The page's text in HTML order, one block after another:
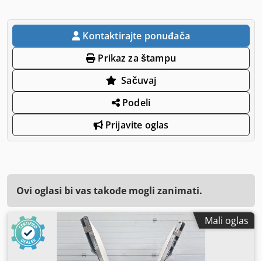
Kontaktirajte ponuđača
Prikaz za štampu
Sačuvaj
Podeli
Prijavite oglas
Ovi oglasi bi vas takođe mogli zanimati.
Mali oglas